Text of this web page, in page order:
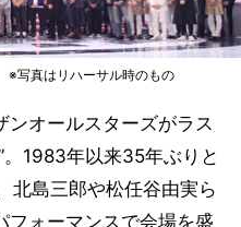
※写真はリハーサル時のもの
オールスターズがラス
。1983年以来35年ぶりと
北島三郎や松任谷由実ら
フォーマンスで会場を盛